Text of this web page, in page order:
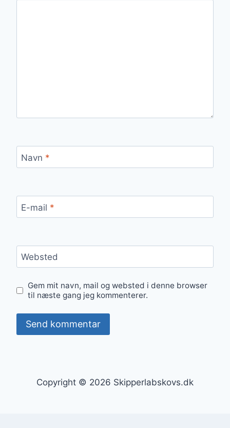
Navn *
E-mail *
Websted
Gem mit navn, mail og websted i denne browser
til næste gang jeg kommenterer.
Copyright © 2026 Skipperlabskovs.dk